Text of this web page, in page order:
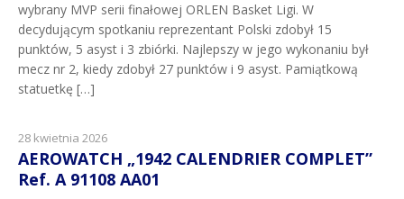
wybrany MVP serii finałowej ORLEN Basket Ligi. W
decydującym spotkaniu reprezentant Polski zdobył 15
punktów, 5 asyst i 3 zbiórki. Najlepszy w jego wykonaniu był
mecz nr 2, kiedy zdobył 27 punktów i 9 asyst. Pamiątkową
statuetkę […]
28 kwietnia 2026
AEROWATCH „1942 CALENDRIER COMPLET”
Ref. A 91108 AA01